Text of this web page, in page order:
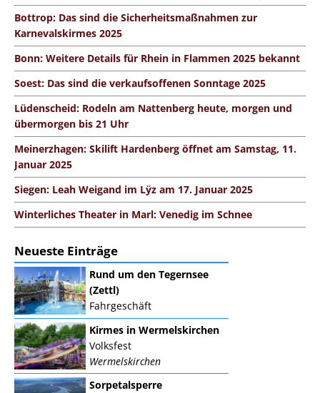
Bottrop: Das sind die Sicherheitsmaßnahmen zur
Karnevalskirmes 2025
Bonn: Weitere Details für Rhein in Flammen 2025 bekannt
Soest: Das sind die verkaufsoffenen Sonntage 2025
Lüdenscheid: Rodeln am Nattenberg heute, morgen und
übermorgen bis 21 Uhr
Meinerzhagen: Skilift Hardenberg öffnet am Samstag, 11.
Januar 2025
Siegen: Leah Weigand im Lÿz am 17. Januar 2025
Winterliches Theater in Marl: Venedig im Schnee
Neueste Einträge
Rund um den Tegernsee
(Zettl)
Fahrgeschäft
Kirmes in Wermelskirchen
Volksfest
Wermelskirchen
Sorpetalsperre